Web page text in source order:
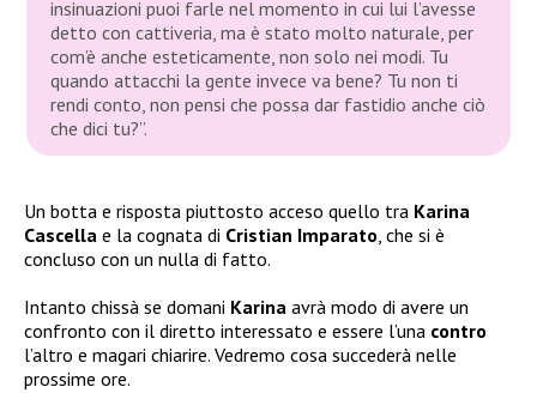
insinuazioni puoi farle nel momento in cui lui l’avesse
detto con cattiveria, ma è stato molto naturale, per
com’è anche esteticamente, non solo nei modi. Tu
quando attacchi la gente invece va bene? Tu non ti
rendi conto, non pensi che possa dar fastidio anche ciò
che dici tu?”.
Un botta e risposta piuttosto acceso quello tra Karina
Cascella e la cognata di Cristian Imparato, che si è
concluso con un nulla di fatto.
Intanto chissà se domani Karina avrà modo di avere un
confronto con il diretto interessato e essere l’una contro
l’altro e magari chiarire. Vedremo cosa succederà nelle
prossime ore.